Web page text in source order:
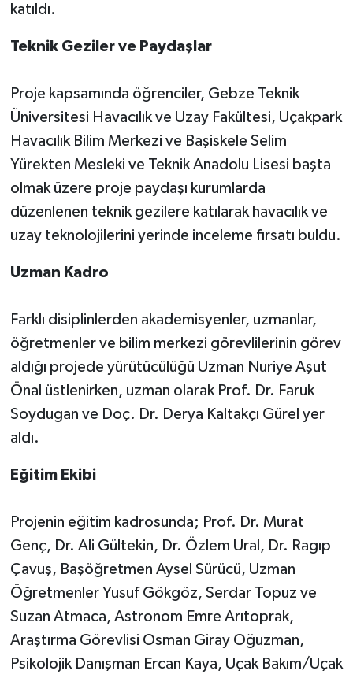
katıldı.
Teknik Geziler ve Paydaşlar
Proje kapsamında öğrenciler, Gebze Teknik
Üniversitesi Havacılık ve Uzay Fakültesi, Uçakpark
Havacılık Bilim Merkezi ve Başiskele Selim
Yürekten Mesleki ve Teknik Anadolu Lisesi başta
olmak üzere proje paydaşı kurumlarda
düzenlenen teknik gezilere katılarak havacılık ve
uzay teknolojilerini yerinde inceleme fırsatı buldu.
Uzman Kadro
Farklı disiplinlerden akademisyenler, uzmanlar,
öğretmenler ve bilim merkezi görevlilerinin görev
aldığı projede yürütücülüğü Uzman Nuriye Aşut
Önal üstlenirken, uzman olarak Prof. Dr. Faruk
Soydugan ve Doç. Dr. Derya Kaltakçı Gürel yer
aldı.
Eğitim Ekibi
Projenin eğitim kadrosunda; Prof. Dr. Murat
Genç, Dr. Ali Gültekin, Dr. Özlem Ural, Dr. Ragıp
Çavuş, Başöğretmen Aysel Sürücü, Uzman
Öğretmenler Yusuf Gökgöz, Serdar Topuz ve
Suzan Atmaca, Astronom Emre Arıtoprak,
Araştırma Görevlisi Osman Giray Oğuzman,
Psikolojik Danışman Ercan Kaya, Uçak Bakım/Uçak